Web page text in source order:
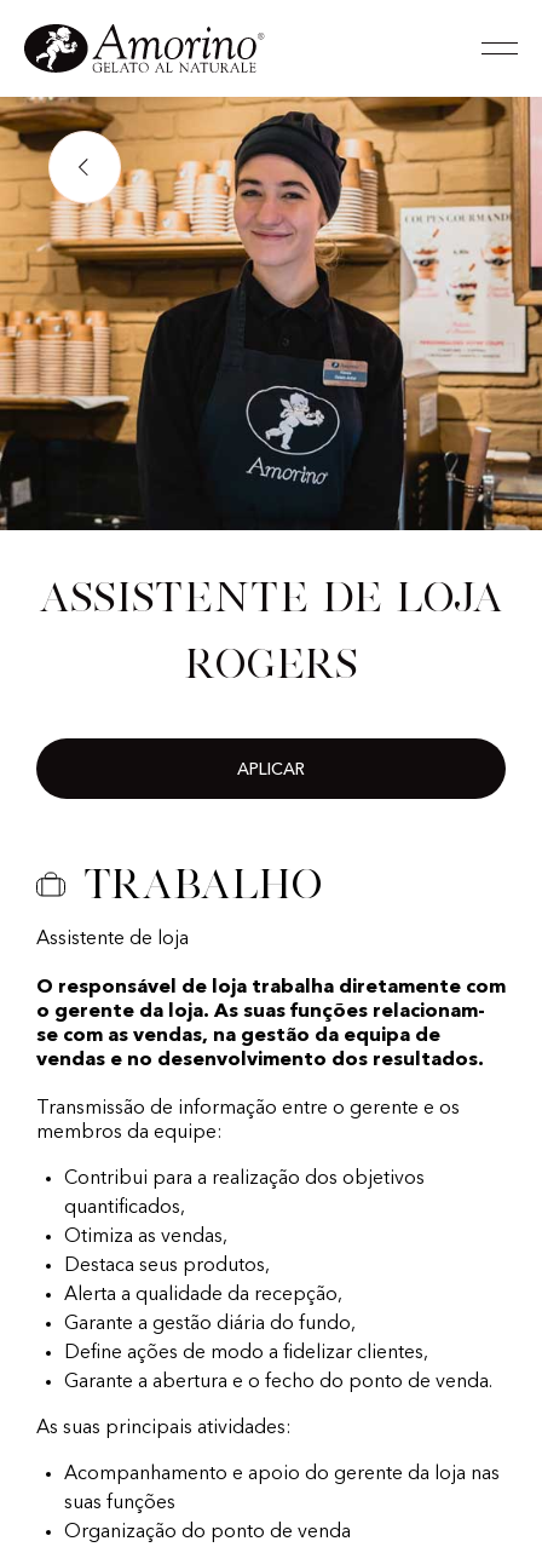
Assistente de loja
Rogers
APLICAR
Trabalho
Assistente de loja
O responsável de loja trabalha diretamente com
o gerente da loja. As suas funções relacionam-
se com as vendas, na gestão da equipa de
vendas e no desenvolvimento dos resultados.
Transmissão de informação entre o gerente e os
membros da equipe:
Contribui para a realização dos objetivos
quantificados,
Otimiza as vendas,
Destaca seus produtos,
Alerta a qualidade da recepção,
Garante a gestão diária do fundo,
Define ações de modo a fidelizar clientes,
Garante a abertura e o fecho do ponto de venda.
As suas principais atividades:
Acompanhamento e apoio do gerente da loja nas
suas funções
Organização do ponto de venda